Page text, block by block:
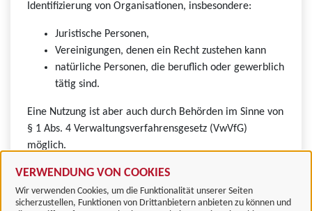
VERWENDUNG VON COOKIES
Wir verwenden Cookies, um die Funktionalität unserer Seiten
sicherzustellen, Funktionen von Drittanbietern anbieten zu können und
Identifizierung von Organisationen, insbesondere:
Juristische Personen,
Vereinigungen, denen ein Recht zustehen kann
natürliche Personen, die beruflich oder gewerblich
tätig sind.
Eine Nutzung ist aber auch durch Behörden im Sinne von
§ 1 Abs. 4 Verwaltungsverfahrensgesetz (VwVfG)
möglich.